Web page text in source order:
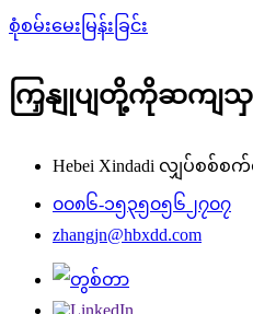
စုံစမ်းမေးမြန်းခြင်း
ကြှနျုပျတို့ကိုဆကျသှ
Hebei Xindadi လျှပ်စစ်
၀၀၈၆-၁၅၃၅၀၅၆၂၇၀၇
zhangjn@hbxdd.com